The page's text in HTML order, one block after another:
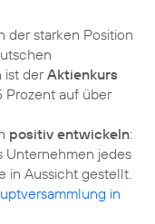
der starken Position
ist derAktienkurs
Prozent auf über
positiv entwickeln:
Unternehmen jedes
in Aussicht gestellt.
in